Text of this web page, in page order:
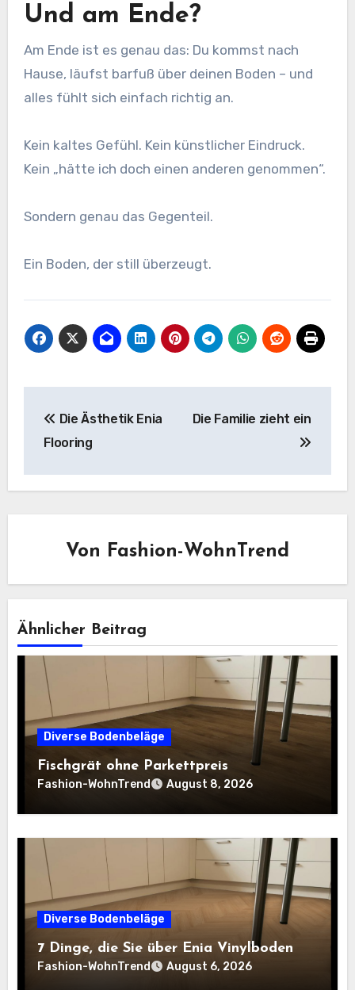
Und am Ende?
Am Ende ist es genau das: Du kommst nach
Hause, läufst barfuß über deinen Boden – und
alles fühlt sich einfach richtig an.
Kein kaltes Gefühl. Kein künstlicher Eindruck.
Kein „hätte ich doch einen anderen genommen“.
Sondern genau das Gegenteil.
Ein Boden, der still überzeugt.
Die Ästhetik Enia
Flooring
Die Familie zieht ein
Von Fashion-WohnTrend
Ähnlicher Beitrag
Diverse Bodenbeläge
Fischgrät ohne Parkettpreis
Fashion-WohnTrend August 8, 2026
Diverse Bodenbeläge
7 Dinge, die Sie über Enia Vinylboden
Fashion-WohnTrend August 6, 2026